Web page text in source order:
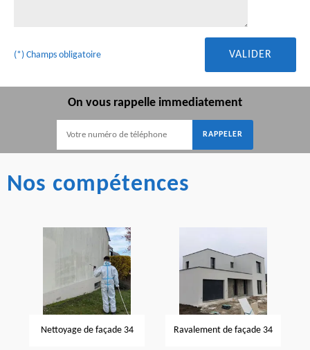
(*) Champs obligatoire
On vous rappelle immediatement
Nos compétences
Nettoyage de façade 34 Ravalement de façade 34